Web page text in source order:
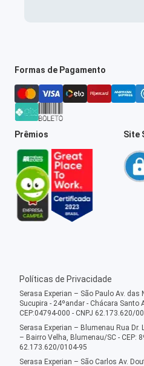
Formas de Pagamento
Prêmios Site
Políticas de Privacidade
Serasa Experian – São Paulo Av.
Sucupira - 24ºandar - Chácara Santo
CEP:04794-000 - CNPJ 62.173.620/
Serasa Experian – Blumenau Rua
– Bairro Velha, Blumenau/SC - CEP:
62.173.620/0104-95
Serasa Experian – São Carlos Av.